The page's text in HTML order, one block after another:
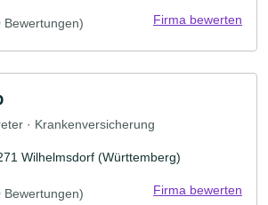
Bewertungen) Firma bewerten
· Krankenversicherung
Wilhelmsdorf (Württemberg)
Bewertungen) Firma bewerten